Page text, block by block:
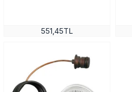
551,45TL